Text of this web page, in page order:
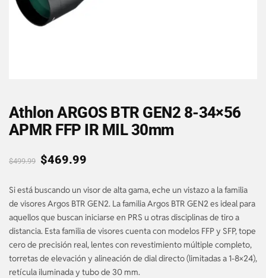
Athlon ARGOS BTR GEN2 8-34×56
APMR FFP IR MIL 30mm
$499.99 $469.99
Si está buscando un visor de alta gama, eche un vistazo a la familia
de visores Argos BTR GEN2. La familia Argos BTR GEN2 es ideal para
aquellos que buscan iniciarse en PRS u otras disciplinas de tiro a
distancia. Esta familia de visores cuenta con modelos FFP y SFP, tope
cero de precisión real, lentes con revestimiento múltiple completo,
torretas de elevación y alineación de dial directo (limitadas a 1-8×24),
retícula iluminada y tubo de 30 mm.